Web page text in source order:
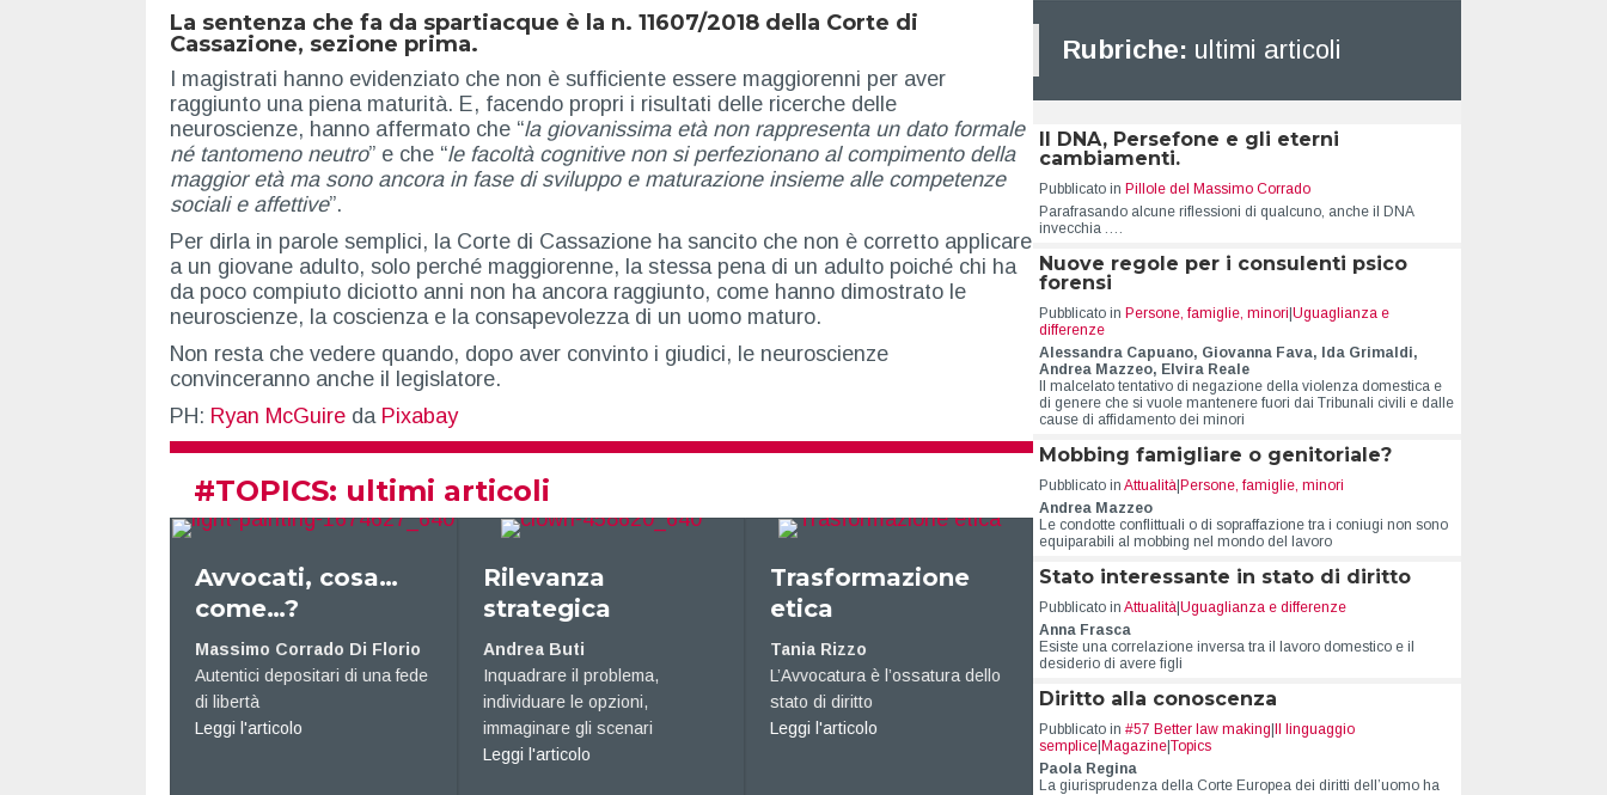
La sentenza che fa da spartiacque è la n. 11607/2018 della Corte di
Cassazione, sezione prima.
I magistrati hanno evidenziato che non è sufficiente essere maggiorenni per aver
raggiunto una piena maturità. E, facendo propri i risultati delle ricerche delle
neuroscienze, hanno affermato che “la giovanissima età non rappresenta un dato formale
né tantomeno neutro” e che “le facoltà cognitive non si perfezionano al compimento della
maggior età ma sono ancora in fase di sviluppo e maturazione insieme alle competenze
sociali e affettive”.
Per dirla in parole semplici, la Corte di Cassazione ha sancito che non è corretto applicare
a un giovane adulto, solo perché maggiorenne, la stessa pena di un adulto poiché chi ha
da poco compiuto diciotto anni non ha ancora raggiunto, come hanno dimostrato le
neuroscienze, la coscienza e la consapevolezza di un uomo maturo.
Non resta che vedere quando, dopo aver convinto i giudici, le neuroscienze
convinceranno anche il legislatore.
PH: Ryan McGuire da Pixabay
#TOPICS: ultimi articoli
Avvocati, cosa…
Massimo Corrado Di Florio
Autentici depositari di una fede
Leggi l'articoloabout Avvocati, cosa… come…?
Rilevanza
strategica
Andrea Buti
Inquadrare il problema,
individuare le opzioni,
immaginare gli scenari
Leggi l'articoloabout Rilevanza strategica
Trasformazione
L’Avvocatura è l’ossatura dello
Leggi l'articoloabout Trasformazione etica
Per prima cosa,
uccidiamo tutti gli
avvocati
Aldo Luchi
Le battaglie per i diritti di tutti e
non per il privilegio di pochi
Leggi l'articolo
about Per prima cosa, uccidiamo tutti gli avvocati
Lo sguardo laico
Nicola Cirillo
Una funzione propulsiva del
sociale
Leggi l'articoloabout Lo sguardo laico
Rubriche: ultimi articoli
Il DNA, Persefone e gli eterni
cambiamenti.
Pubblicato in Pillole del Massimo Corrado
Parafrasando alcune riflessioni di qualcuno, anche il DNA
invecchia .…
Nuove regole per i consulenti psico
forensi
Pubblicato in Persone, famiglie, minori Uguaglianza e
differenze
Alessandra Capuano, Giovanna Fava, Ida Grimaldi,
Andrea Mazzeo, Elvira Reale
Il malcelato tentativo di negazione della violenza domestica e
di genere che si vuole mantenere fuori dai Tribunali civili e dalle
cause di affidamento dei minori
Mobbing famigliare o genitoriale?
Pubblicato in Attualità| Persone, famiglie, minori
Andrea Mazzeo
Le condotte conflittuali o di sopraffazione tra i coniugi non sono
equiparabili al mobbing nel mondo del lavoro
Stato interessante in stato di diritto
Pubblicato in Attualità| Uguaglianza e differenze
Anna Frasca
Esiste una correlazione inversa tra il lavoro domestico e il
desiderio di avere figli
Diritto alla conoscenza
Pubblicato in #57 Better law making
Il linguaggio
semplice| Magazine| Topics
Paola Regina
La giurisprudenza della Corte Europea dei diritti dell’uomo ha